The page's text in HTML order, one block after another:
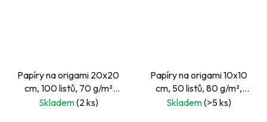
Papíry na origami 20x20
cm, 100 listů, 70 g/m²
PASTEL
Skladem(2 ks)
Papíry na origami 10x10
cm, 50 listů, 80 g/m²,
DĚTSKÉ
Skladem(>5 ks)